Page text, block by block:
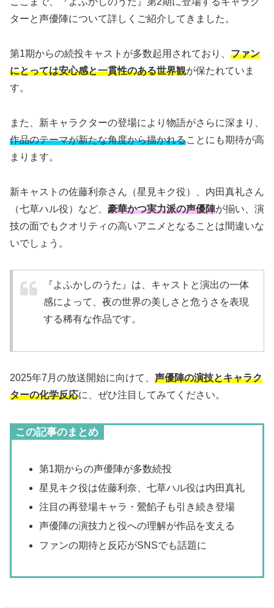
ターと声優陣について詳しくご紹介してきました。
第1期からの続投キャストが多数起用されており、 ファン
にとっては安心感と一貫性のある世界観が保たれていま
す。
また、新キャラクターの登場により物語がさらに深まり、
作品のテーマが新たな角度から描かれることにも期待が高
まります。
新キャストの佐藤利奈さん（星見キク役）、内田真礼さん
（七草ハル役）など、 豪華かつ実力派の声優陣が揃い、演
技の面でもクオリティの高いアニメとなることは間違いな
いでしょう。
『よふかしのうた』は、キャストと演出の一体
感によって、夜の世界の美しさと危うさを表現
する稀有な作品です。
2025年7月の放送開始に向けて、 声優陣の演技とキャラク
ターの化学反応に、ぜひ注目してみてください。
この記事のまとめ
第1期からの声優陣が多数続投
星見キク役は佐藤利奈、七草ハル役は内田真礼
注目の再登場キャラ・鶯餡子も引き続き登場
声優陣の演技力と役への理解が作品を支える
ファンの期待と反応がSNSでも話題に